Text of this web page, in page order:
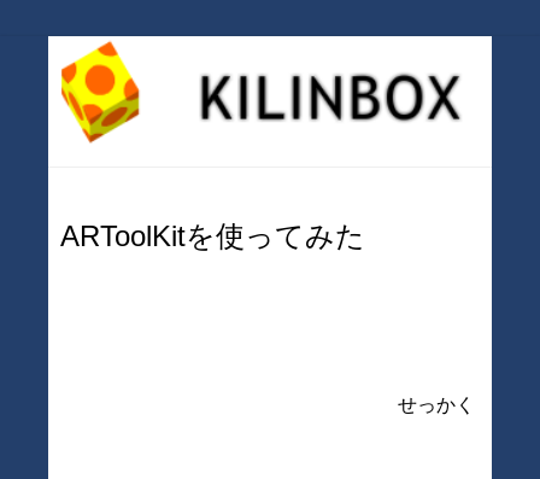
ARToolKitを使ってみた
せっかく